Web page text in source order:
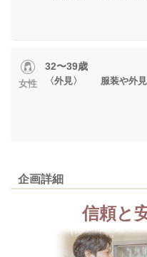
女性
32〜39歳
〈外見〉 服装や外見
企画詳細
信頼と